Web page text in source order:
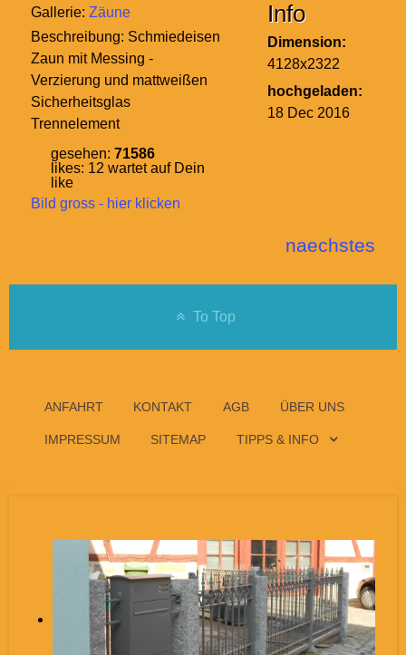
Gallerie: Zäune
Beschreibung: Schmiedeisen
Zaun mit Messing -
Verzierung und mattweißen
Sicherheitsglas
Trennelement
gesehen: 71586
likes: 12 wartet auf Dein
like
Bild gross - hier klicken
Info
Dimension:
4128x2322
hochgeladen:
18 Dec 2016
naechstes
To Top
ANFAHRT KONTAKT AGB ÜBER UNS
IMPRESSUM SITEMAP TIPPS & INFO